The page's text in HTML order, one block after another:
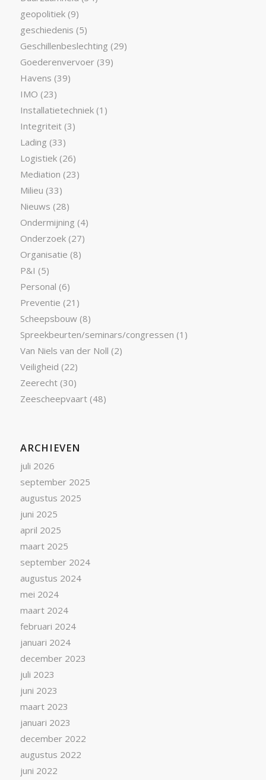
geopolitiek(9)
geschiedenis (5)
Geschillenbeslechting (29)
Goederenvervoer(39)
Havens (39)
IMO (23)
Installatietechniek(1)
Integriteit(3)
Lading (33)
Logistiek(26)
Mediation (23)
Milieu (33)
Nieuws (28)
Ondermijning (4)
Onderzoek(27)
Organisatie (8)
P&I (5)
Personal (6)
Preventie (21)
Scheepsbouw(8)
Spreekbeurten/seminars/congressen (1)
Van Niels van der Noll (2)
Veiligheid (22)
Zeerecht(30)
Zeescheepvaart(48)
ARCHIEVEN
juli 2026
september 2025
augustus 2025
juni 2025
april 2025
maart 2025
september 2024
augustus 2024
mei 2024
maart 2024
februari 2024
januari 2024
december 2023
juli 2023
juni 2023
maart 2023
januari 2023
december 2022
augustus 2022
juni 2022